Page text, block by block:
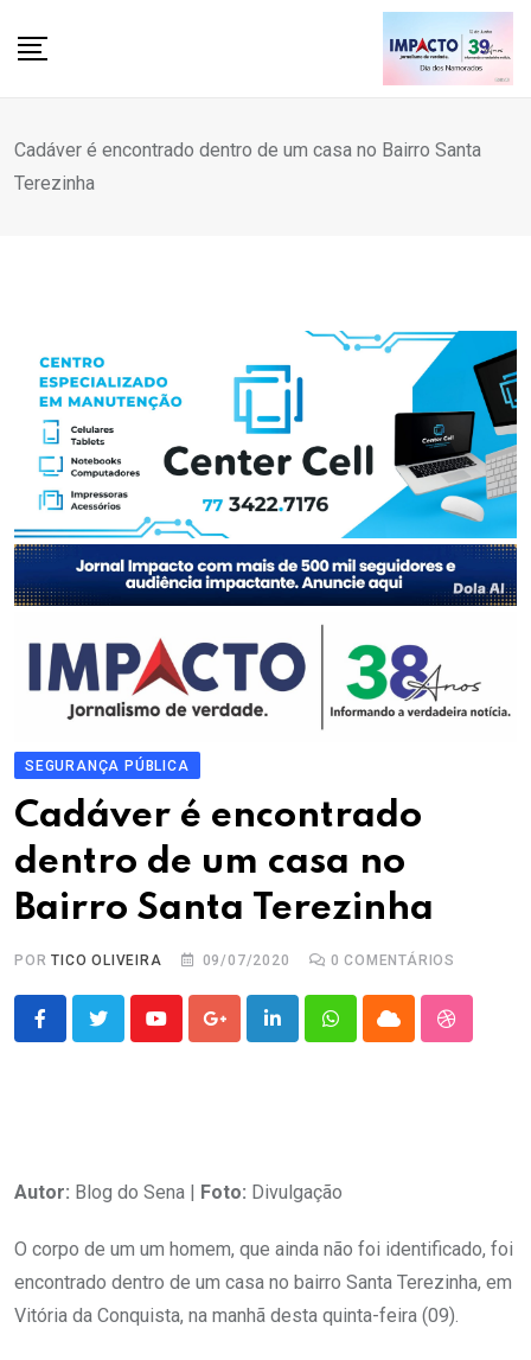
Cadáver é encontrado dentro de um casa no Bairro Santa
Terezinha
SEGURANÇA PÚBLICA
Cadáver é encontrado
dentro de um casa no
Bairro Santa Terezinha
PORTICO OLIVEIRA 09/07/2020 0 COMENTÁRIOS
YoutubeGoogle+LinkedInWhatsappCloud
Autor: Blog do Sena | Foto: Divulgação
O corpo de um um homem, que ainda não foi identificado, foi
encontrado dentro de um casa no bairro Santa Terezinha, em
Vitória da Conquista, na manhã desta quinta-feira (09).